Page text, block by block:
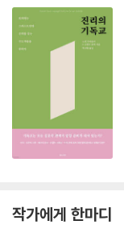
작가에게 한마디